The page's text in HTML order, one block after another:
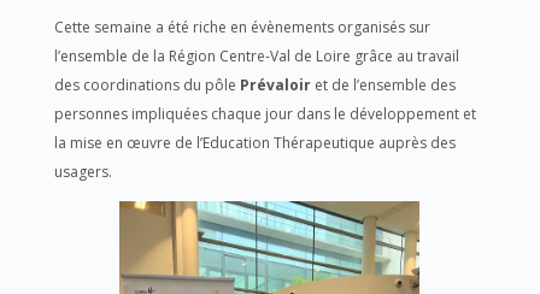
Cette semaine a été riche en évènements organisés sur
l’ensemble de la Région Centre-Val de Loire grâce au travail
des coordinations du pôle Prévaloiret de l’ensemble des
personnes impliquées chaque jour dans le développement et
la mise en œuvre de l’Education Thérapeutique auprès des
usagers.